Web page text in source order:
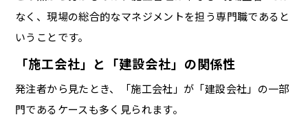
なく、現場の総合的なマネジメントを担う専門職であると
いうことです。
「施工会社」と「建設会社」の関係性
発注者から見たとき、「施工会社」が「建設会社」の一部
門であるケースも多く見られます。